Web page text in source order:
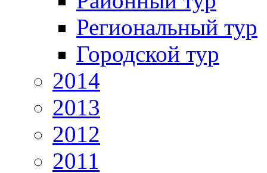
Региональный тур
Городской тур
2014
2013
2012
2011